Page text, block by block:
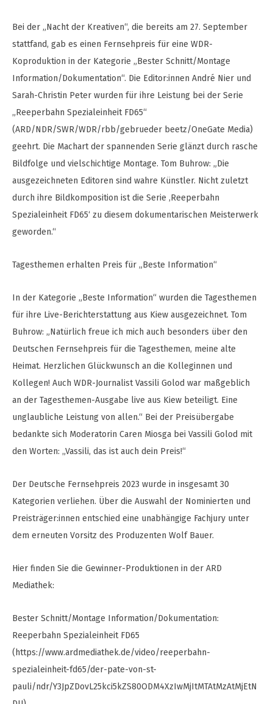
Bei der „Nacht der Kreativen“, die bereits am 27. September
stattfand, gab es einen Fernsehpreis für eine WDR-
Koproduktion in der Kategorie „Bester Schnitt/Montage
Information/Dokumentation“. Die Editor:innen André Nier und
Sarah-Christin Peter wurden für ihre Leistung bei der Serie
„Reeperbahn Spezialeinheit FD65“
(ARD/NDR/SWR/WDR/rbb/gebrueder beetz/OneGate Media)
geehrt. Die Machart der spannenden Serie glänzt durch rasche
Bildfolge und vielschichtige Montage. Tom Buhrow: „Die
ausgezeichneten Editoren sind wahre Künstler. Nicht zuletzt
durch ihre Bildkomposition ist die Serie ‚Reeperbahn
Spezialeinheit FD65‘ zu diesem dokumentarischen Meisterwerk
geworden.“
Tagesthemen erhalten Preis für „Beste Information“
In der Kategorie „Beste Information“ wurden die Tagesthemen
für ihre Live-Berichterstattung aus Kiew ausgezeichnet. Tom
Buhrow: „Natürlich freue ich mich auch besonders über den
Deutschen Fernsehpreis für die Tagesthemen, meine alte
Heimat. Herzlichen Glückwunsch an die Kolleginnen und
Kollegen! Auch WDR-Journalist Vassili Golod war maßgeblich
an der Tagesthemen-Ausgabe live aus Kiew beteiligt. Eine
unglaubliche Leistung von allen.“ Bei der Preisübergabe
bedankte sich Moderatorin Caren Miosga bei Vassili Golod mit
den Worten: „Vassili, das ist auch dein Preis!“
Der Deutsche Fernsehpreis 2023 wurde in insgesamt 30
Kategorien verliehen. Über die Auswahl der Nominierten und
Preisträger:innen entschied eine unabhängige Fachjury unter
dem erneuten Vorsitz des Produzenten Wolf Bauer.
Hier finden Sie die Gewinner-Produktionen in der ARD
Mediathek:
Bester Schnitt/Montage Information/Dokumentation:
Reeperbahn Spezialeinheit FD65
(https://www.ardmediathek.de/video/reeperbahn-
spezialeinheit-fd65/der-pate-von-st-
pauli/ndr/Y3JpZDovL25kci5kZS80ODM4XzIwMjItMTAtMzAtMjEtN